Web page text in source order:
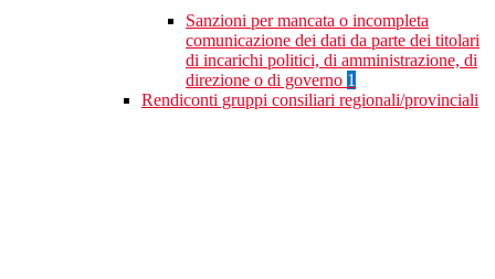
Sanzioni per mancata o incompleta
comunicazione dei dati da parte dei titolari
di incarichi politici, di amministrazione, di
direzione o di governo 1
Rendiconti gruppi consiliari regionali/provinciali